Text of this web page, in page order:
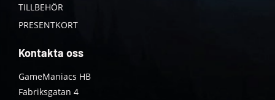
TILLBEHÖR
PRESENTKORT
Kontakta oss
GameManiacs HB
Fabriksgatan 4